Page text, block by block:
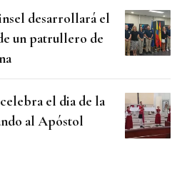
desarrollará el
un patrullero de
el dia de la
al Apóstol